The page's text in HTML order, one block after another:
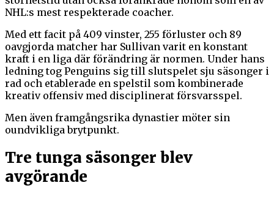
NHL:s mest respekterade coacher.
Med ett facit på 409 vinster, 255 förluster och 89
oavgjorda matcher har Sullivan varit en konstant
kraft i en liga där förändring är normen. Under hans
ledning tog Penguins sig till slutspelet sju säsonger i
rad och etablerade en spelstil som kombinerade
kreativ offensiv med disciplinerat försvarsspel.
Men även framgångsrika dynastier möter sin
oundvikliga brytpunkt.
Tre tunga säsonger blev
avgörande